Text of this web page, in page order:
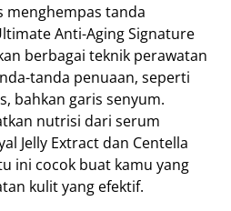
menghempas tanda
Anti-Aging Signature
berbagai teknik perawatan
tanda penuaan, seperti
bahkan garis senyum.
nutrisi dari serum
Jelly Extract dan Centella
ini cocok buat kamu yang
kulit yang efektif.